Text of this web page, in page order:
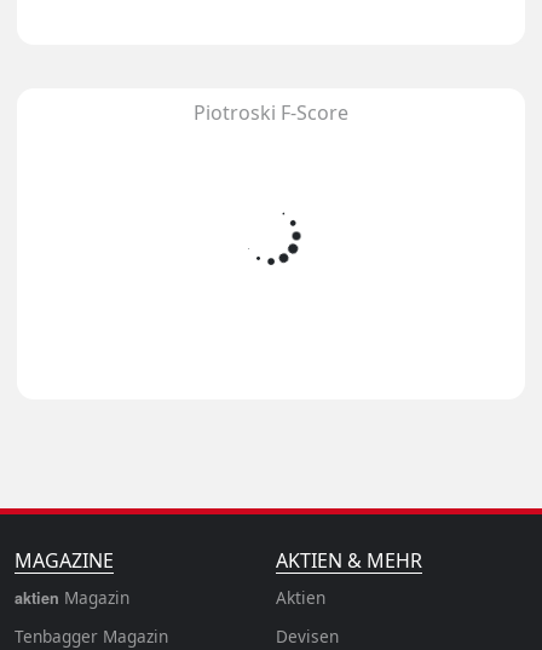
Piotroski F-Score
MAGAZINE
aktien Magazin
Tenbagger Magazin
AKTIEN & MEHR
Aktien
Devisen